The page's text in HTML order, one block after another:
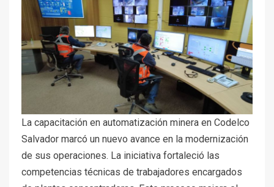
La capacitación en automatización minera en Codelco
Salvador marcó un nuevo avance en la modernización
de sus operaciones. La iniciativa fortaleció las
competencias técnicas de trabajadores encargados